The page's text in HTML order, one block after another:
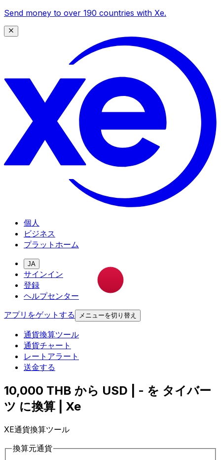
Send money to over 190 countries with Xe.
個人
ビジネス
プラットホーム
JA
サインイン
登録
ヘルプセンター
アプリをゲットする
メニューを切り替え
通貨換算ツール
通貨チャート
レートアラート
送金する
10,000 THB から USD | - を タイバー
ツ に換算 | Xe
XE通貨換算ツール
換算元通貨